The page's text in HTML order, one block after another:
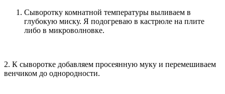
Сыворотку комнатной температуры выливаем в
глубокую миску. Я подогреваю в кастрюле на плите
либо в микроволновке.
2. К сыворотке добавляем просеянную муку и перемешиваем
венчиком до однородности.